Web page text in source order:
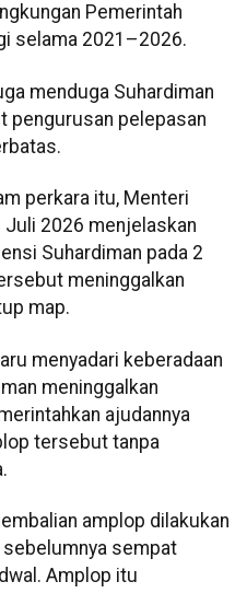
Pemerintah
selama 2021–2026.
menduga Suhardiman
pengurusan pelepasan
perkara itu, Menteri
Juli 2026 menjelaskan
Suhardiman pada 2
meninggalkan
map.
menyadari keberadaan
meninggalkan
ajudannya
tersebut tanpa
amplop dilakukan
sempat
Amplop itu